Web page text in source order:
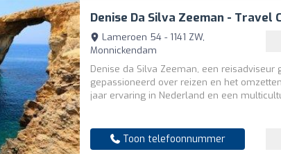
Denise Da Silva Zeeman - Travel
Lameroen 54 - 1141 ZW,
Monnickendam
Denise da Silva Zeeman, een reisadviseur
gepassioneerd over reizen en het
jaar ervaring in Nederland en een
Toon telefoonnummer